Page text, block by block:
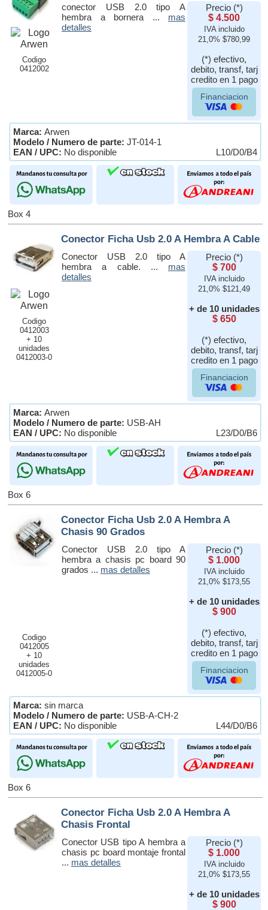
Codigo
0412002
conector USB 2.0 tipo A
hembra a bornera ... mas
detalles
Precio (*)
$ 4.500
IVA incluido
21,0% $780,99
(*) efectivo,
debito, transf, tarj
credito en 1 pago
Financiacion
Marca: Arwen
Modelo / Numero de parte: JT-014-1
EAN / UPC: No disponible L10/D0/B4
Box 4
Codigo
0412003
+ 10
unidades
0412003-0
Conector Ficha Usb 2.0 A Hembra A Cable
Conector USB 2.0 tipo A
hembra a cable. ... mas
detalles
Precio (*)
$ 700
IVA incluido
21,0% $121,49
+ de 10 unidades
$ 650
(*) efectivo,
debito, transf, tarj
credito en 1 pago
Financiacion
Marca: Arwen
Modelo / Numero de parte: USB-AH
EAN / UPC: No disponible L23/D0/B6
Box 6
Codigo
0412005
+ 10
unidades
0412005-0
Conector Ficha Usb 2.0 A Hembra A
Chasis 90 Grados
Conector USB 2.0 tipo A
hembra a chasis pc board 90
grados ... mas detalles
Precio (*)
$ 1.000
IVA incluido
21,0% $173,55
+ de 10 unidades
$ 900
(*) efectivo,
debito, transf, tarj
credito en 1 pago
Financiacion
Marca: sin marca
Modelo / Numero de parte: USB-A-CH-2
EAN / UPC: No disponible L44/D0/B6
Box 6
Conector Ficha Usb 2.0 A Hembra A
Chasis Frontal
Conector USB tipo A hembra a
chasis pc board montaje frontal
... mas detalles
Precio (*)
$ 1.000
IVA incluido
21,0% $173,55
+ de 10 unidades
$ 900